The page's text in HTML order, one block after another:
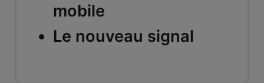
mobile
Le nouveau signal